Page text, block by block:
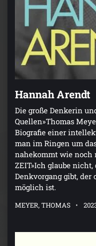
Hannah Arendt
Die große Denkerin
Quellen»Thomas
Biografie einer
man im Ringen um
nahekommt wie noch
ZEIT»Ich glaube
Denkvorgang gibt,
möglich ist.
MEYER, THOMAS